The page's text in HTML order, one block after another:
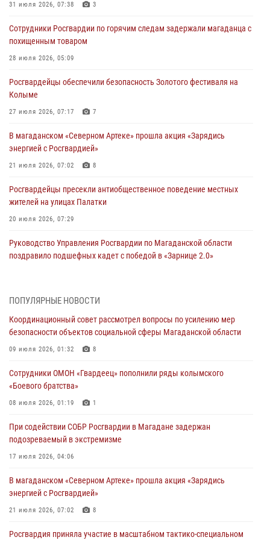
31 июля 2026, 07:38 3
Сотрудники Росгвардии по горячим следам задержали магаданца с
похищенным товаром
28 июля 2026, 05:09
Росгвардейцы обеспечили безопасность Золотого фестиваля на
Колыме
27 июля 2026, 07:17 7
В магаданском «Северном Артеке» прошла акция «Зарядись
энергией с Росгвардией»
21 июля 2026, 07:02 8
Росгвардейцы пресекли антиобщественное поведение местных
жителей на улицах Палатки
20 июля 2026, 07:29
Руководство Управления Росгвардии по Магаданской области
поздравило подшефных кадет с победой в «Зарнице 2.0»
При содействии СОБР Росгвардии в Магадане задержан
17 июля 2026, 04:06
«Каникулы с Росгвардией» продолжаются на Колыме
Начальник Главного штаба – первый заместитель директора
Росгвардии Герой России генерал-полковник Сергей Бойко
15 июля 2026, 06:21
Кинологический тандем из Магадана завоевал бронзу на
15 июля 2026, 04:34
ПОПУЛЯРНЫЕ НОВОСТИ
Координационный совет рассмотрел вопросы по усилению мер
безопасности объектов социальной сферы Магаданской области
09 июля 2026, 01:32 8
Сотрудники ОМОН «Гвардеец» пополнили ряды колымского
«Боевого братства»
08 июля 2026, 01:19 1
При содействии СОБР Росгвардии в Магадане задержан
подозреваемый в экстремизме
17 июля 2026, 04:06
В магаданском «Северном Артеке» прошла акция «Зарядись
энергией с Росгвардией»
21 июля 2026, 07:02 8
Росгвардия приняла участие в масштабном тактико-специальном